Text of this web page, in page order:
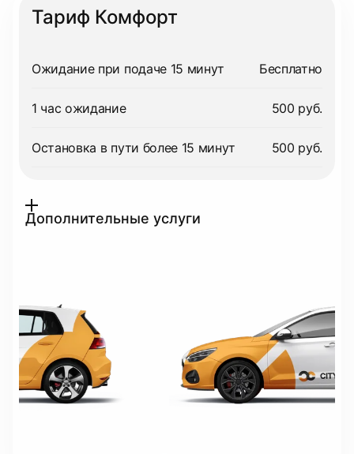
Тариф Комфорт
Ожидание при подаче 15 минут Бесплатно
1 час ожидание 500 руб.
Остановка в пути более 15 минут 500 руб.
Дополнительные услуги